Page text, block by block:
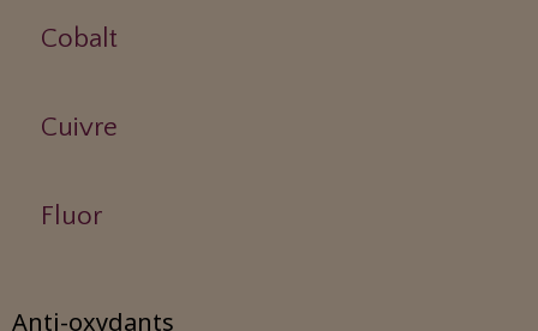
Cobalt
Cuivre
Fluor
Anti-oxydants